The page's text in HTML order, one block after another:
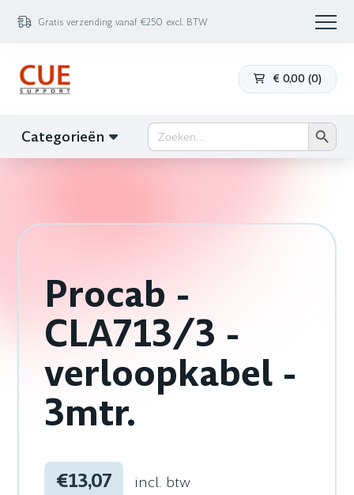
Gratis verzending vanaf €250 excl. BTW
€ 0,00 (0)
Categorieën Zoek
naar:
Procab -
CLA713/3 -
verloopkabel -
3mtr.
€13,07 incl. btw